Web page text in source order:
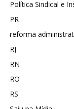
Política Sindical e
PR
reforma
RJ
RN
RO
RS